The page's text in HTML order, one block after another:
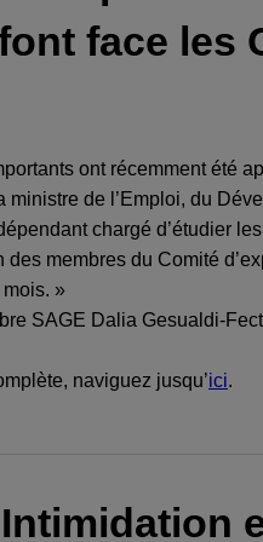
face les
ont récemment été
ministre de l’Emploi, du
chargé d’étudier
des membres du Comité
mois. »
SAGE Dalia Gesualdi-
naviguez jusqu’ici.